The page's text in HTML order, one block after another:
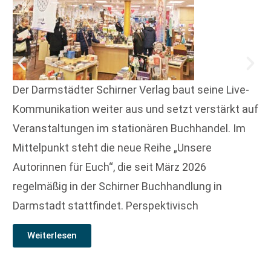
Der Darmstädter Schirner Verlag baut seine Live-
Kommunikation weiter aus und setzt verstärkt auf
Veranstaltungen im stationären Buchhandel. Im
Mittelpunkt steht die neue Reihe „Unsere
Autorinnen für Euch“, die seit März 2026
regelmäßig in der Schirner Buchhandlung in
Darmstadt stattfindet. Perspektivisch
Weiterlesen